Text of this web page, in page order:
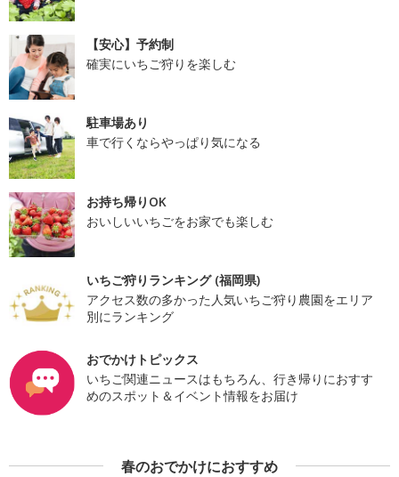
【安心】予約制
確実にいちご狩りを楽しむ
駐車場あり
車で行くならやっぱり気になる
お持ち帰りOK
おいしいいちごをお家でも楽しむ
いちご狩りランキング (福岡県)
アクセス数の多かった人気いちご狩り農園をエリア
別にランキング
おでかけトピックス
いちご関連ニュースはもちろん、行き帰りにおすす
めのスポット＆イベント情報をお届け
春のおでかけにおすすめ